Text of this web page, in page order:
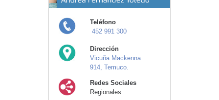
Teléfono
452 991 300
Dirección
Vicuña Mackenna
914, Temuco.
Redes Sociales
Regionales